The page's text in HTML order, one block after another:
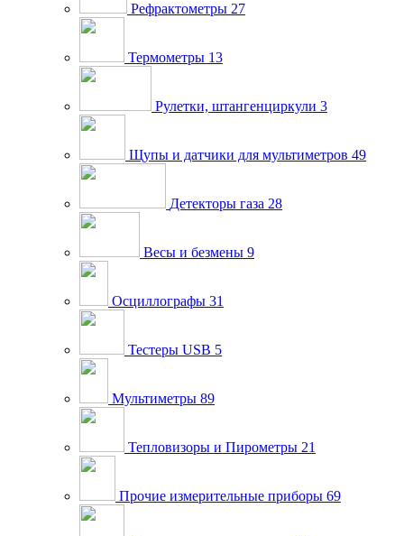
Рефрактометры 27
Термометры 13
Рулетки, штангенциркули 3
Щупы и датчики для мультиметров 49
Детекторы газа 28
Весы и безмены 9
Осциллографы 31
Тестеры USB 5
Мультиметры 89
Тепловизоры и Пирометры 21
Прочие измерительные приборы 69